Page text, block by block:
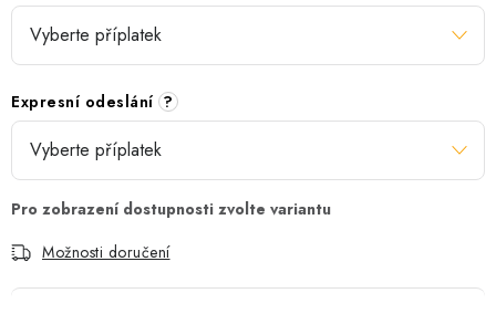
Expresní odeslání ?
Možnosti doručení